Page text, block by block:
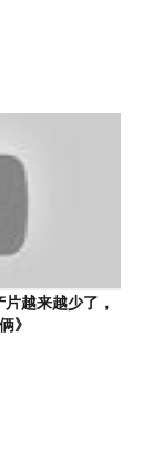
越来越少了，
》